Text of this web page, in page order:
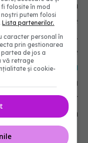
varietățile cu un
mai mare, este
și antioxidanți.
bază de plante
memoriei și a
au arătat că
starea de spirit
posibil prin
către creier.
folosite în mod
putem folosi
Lista partenerilor.
caracter personal în
prin gestionarea
de jos a
vă retrage
și cookie-